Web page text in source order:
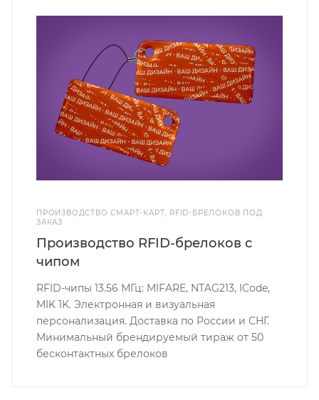
ПРОИЗВОДСТВО СМАРТ-КАРТ, RFID-БРЕЛОКОВ ПОД
ЗАКАЗ
Производство RFID-брелоков с
чипом
RFID-чипы 13.56 МГц: MIFARE, NTAG213, ICode,
MIK 1K. Электронная и визуальная
персонализация. Доставка по России и СНГ.
Минимальный брендируемый тираж от 50
бесконтактных брелоков